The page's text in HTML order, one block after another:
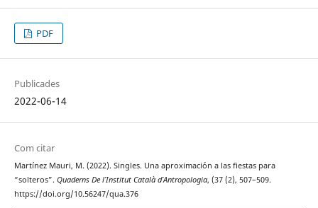
PDF
Publicades
2022-06-14
Com citar
Martínez Mauri, M. (2022). Singles. Una aproximación a las fiestas para
“solteros”. Quaderns De l’Institut Català d’Antropologia, (37 (2), 507–509.
https://doi.org/10.56247/qua.376